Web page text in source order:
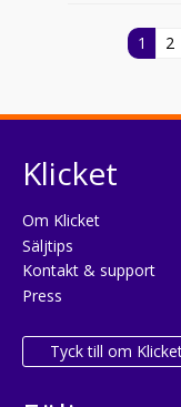
1 2
Klicket
Om Klicket
Säljtips
Kontakt & support
Press
Tyck till om